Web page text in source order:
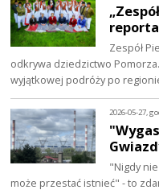
Zespół
odkrywa dziedzictwo
wyjątkowej podróży po
2026-05-27,
"Nigdy
może przestać istnieć" - to